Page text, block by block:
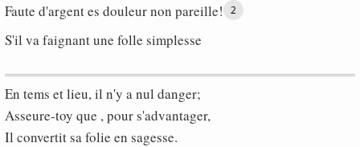
Faute d'argent es douleur non pareille!
2
S'il va faignant une folle simplesse
En tems et lieu, il n'y a nul danger;
Asseure-toy que , pour s'advantager,
Il convertit sa folie en sagesse.